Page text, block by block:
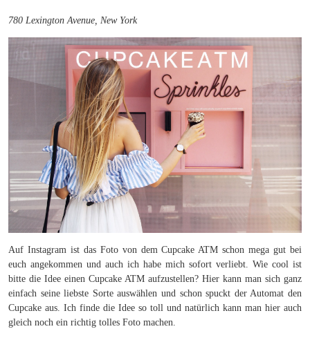
780 Lexington Avenue, New York
Auf Instagram ist das Foto von dem Cupcake ATM schon mega gut bei
euch angekommen und auch ich habe mich sofort verliebt. Wie cool ist
bitte die Idee einen Cupcake ATM aufzustellen? Hier kann man sich ganz
einfach seine liebste Sorte auswählen und schon spuckt der Automat den
Cupcake aus. Ich finde die Idee so toll und natürlich kann man hier auch
gleich noch ein richtig tolles Foto machen.